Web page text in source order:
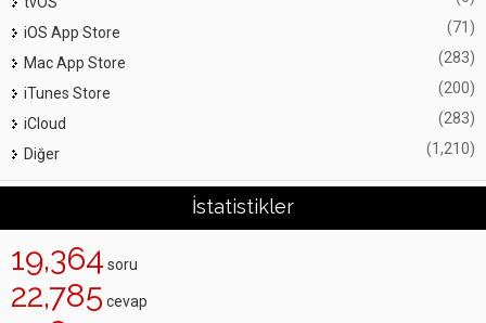
iOS App Store (71)
Mac App Store (283)
iTunes Store (200)
iCloud (283)
Diğer (1,210)
İstatistikler
19,364 soru
22,785 cevap